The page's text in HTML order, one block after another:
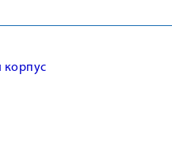
корпус